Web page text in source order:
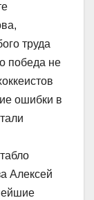
труда
победа не
ошибки в
Алексей